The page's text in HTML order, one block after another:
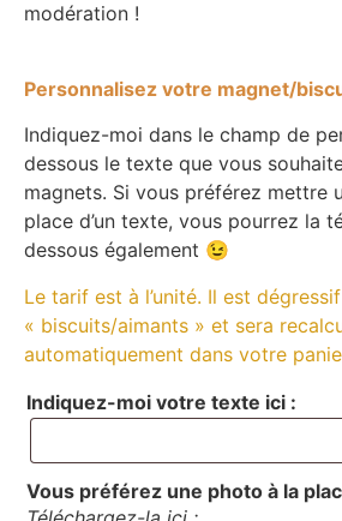
modération !
Personnalisez votre magnet/
Indiquez-moi dans le champ de
dessous le texte que vous
magnets. Si vous préférez mettre
place d’un texte, vous pourrez la
dessous également 😉
Le tarif est à l’unité. Il est
« biscuits/aimants » et sera
automatiquement dans votre
Indiquez-moi votre texte ici :
Vous préférez une photo à la